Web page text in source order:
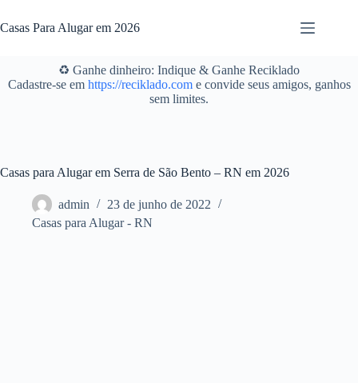
para
o
Casas Para Alugar em 2026
♻️ Ganhe dinheiro: Indique & Ganhe Reciklado
Cadastre-se em https://reciklado.come convide seus amigos, ganhos
sem limites.
Casas para Alugar em Serra de São Bento – RN em 2026
admin
23 de junho de 2022
Casas para Alugar - RN